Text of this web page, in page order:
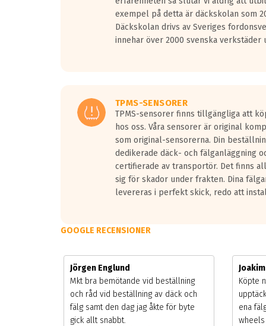
Vid körning i över 50km/h brukar
På däckmärkningen kommer det finnas en
medans de vita vågorna påvisar om det är ett tyst
Ett däck med tre svarta vågor uppnår de
exempel på detta är däckskolan som
Däckskolan drivs av Sveriges
innehar över 2000 svenska verkstäder
TPMS-SENSORER
TPMS-sensorer finns tillgängliga att
hos oss. Våra sensorer är original
som original-sensorerna. Din
dedikerade däck- och fälganläggning
certifierade av transportör. Det finns
sig för skador under frakten. Dina
levereras i perfekt skick, redo att
GOOGLE RECENSIONER
Jörgen Englund
Mkt bra bemötande vid beställning
och råd vid beställning av däck och
fälg samt den dag jag åkte för byte
gick allt snabbt.
Köpte
ena